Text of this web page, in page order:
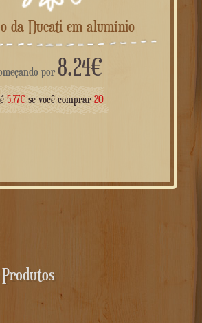
da Ducati em alumínio
por 8.24€
5.77€ se você comprar 20